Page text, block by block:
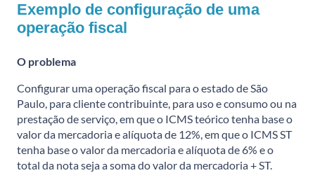
Exemplo de configuração de uma
operação fiscal
O problema
Configurar uma operação fiscal para o estado de São
Paulo, para cliente contribuinte, para uso e consumo ou na
prestação de serviço, em que o ICMS teórico tenha base o
valor da mercadoria e alíquota de 12%, em que o ICMS ST
tenha base o valor da mercadoria e alíquota de 6% e o
total da nota seja a soma do valor da mercadoria + ST.